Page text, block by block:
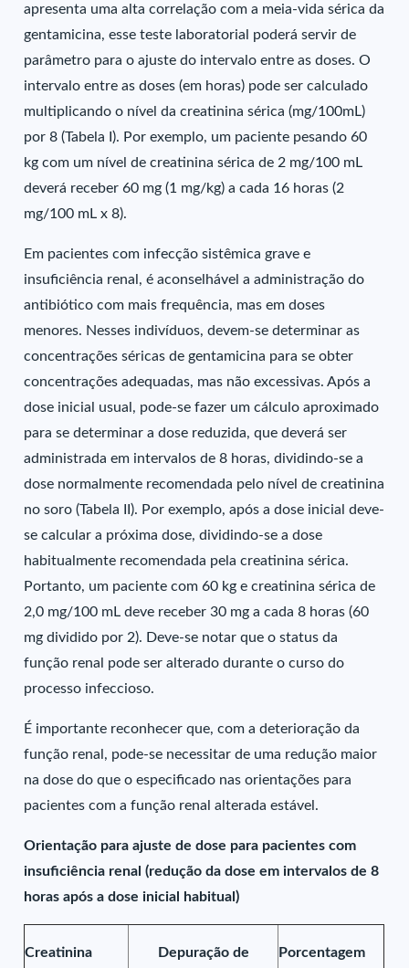
apresenta uma alta correlação com a meia-vida sérica da
gentamicina, esse teste laboratorial poderá servir de
parâmetro para o ajuste do intervalo entre as doses. O
intervalo entre as doses (em horas) pode ser calculado
multiplicando o nível da creatinina sérica (mg/100mL)
por 8 (Tabela I). Por exemplo, um paciente pesando 60
kg com um nível de creatinina sérica de 2 mg/100 mL
deverá receber 60 mg (1 mg/kg) a cada 16 horas (2
mg/100 mL x 8).
Em pacientes com infecção sistêmica grave e
insuficiência renal, é aconselhável a administração do
antibiótico com mais frequência, mas em doses
menores. Nesses indivíduos, devem-se determinar as
concentrações séricas de gentamicina para se obter
concentrações adequadas, mas não excessivas. Após a
dose inicial usual, pode-se fazer um cálculo aproximado
para se determinar a dose reduzida, que deverá ser
administrada em intervalos de 8 horas, dividindo-se a
dose normalmente recomendada pelo nível de creatinina
no soro (Tabela II). Por exemplo, após a dose inicial deve-
se calcular a próxima dose, dividindo-se a dose
habitualmente recomendada pela creatinina sérica.
Portanto, um paciente com 60 kg e creatinina sérica de
2,0 mg/100 mL deve receber 30 mg a cada 8 horas (60
mg dividido por 2). Deve-se notar que o status da
função renal pode ser alterado durante o curso do
processo infeccioso.
É importante reconhecer que, com a deterioração da
função renal, pode-se necessitar de uma redução maior
na dose do que o especificado nas orientações para
pacientes com a função renal alterada estável.
Orientação para ajuste de dose para pacientes com
insuficiência renal (redução da dose em intervalos de 8
horas após a dose inicial habitual)
Creatinina
Depuração de
Porcentagem